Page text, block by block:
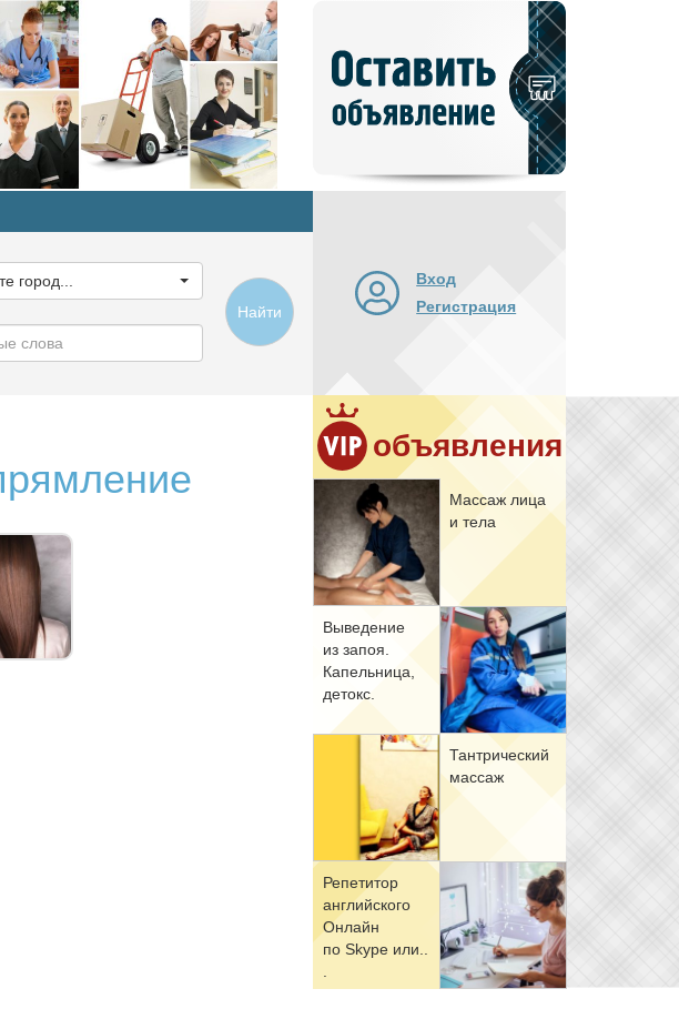
объявление
город...
Найти
Вход
Регистрация
объявления
Мас­саж ли­ца
и те­ла
Вы­ве­де­ние
из за­поя.
Ка­пель­ни­ца,
де­токс.
Тан­три­че­ский
мас­саж
Ре­пе­ти­тор
ан­глий­ско­го
Он­лайн
по Skype или..